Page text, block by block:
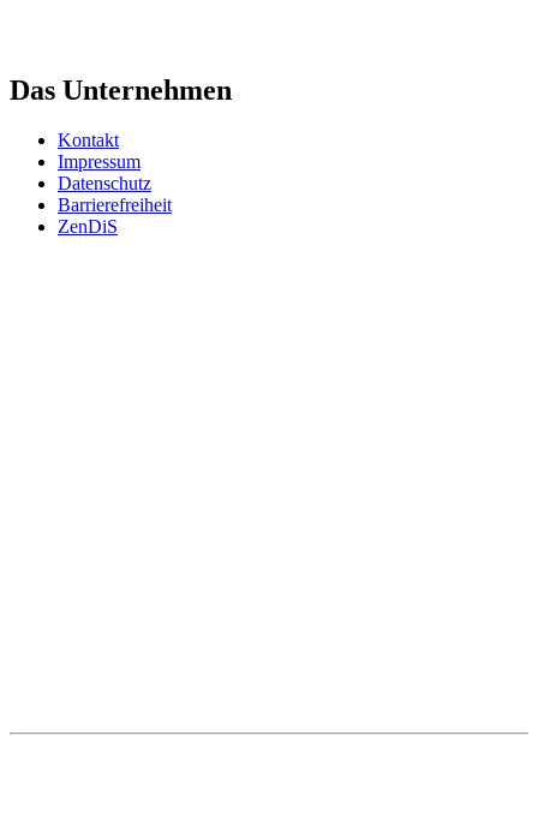
Das Unternehmen
Kontakt
Impressum
Datenschutz
Barrierefreiheit
ZenDiS